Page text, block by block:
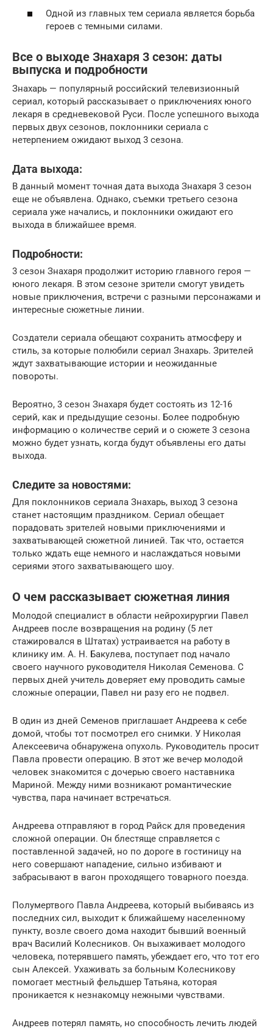
Одной из главных тем сериала является борьба
героев с темными силами.
Все о выходе Знахаря 3 сезон: даты
выпуска и подробности
Знахарь — популярный российский телевизионный
сериал, который рассказывает о приключениях юного
лекаря в средневековой Руси. После успешного выхода
первых двух сезонов, поклонники сериала с
нетерпением ожидают выход 3 сезона.
Дата выхода:
В данный момент точная дата выхода Знахаря 3 сезон
еще не объявлена. Однако, съемки третьего сезона
сериала уже начались, и поклонники ожидают его
выхода в ближайшее время.
Подробности:
3 сезон Знахаря продолжит историю главного героя —
юного лекаря. В этом сезоне зрители смогут увидеть
новые приключения, встречи с разными персонажами и
интересные сюжетные линии.
Создатели сериала обещают сохранить атмосферу и
стиль, за которые полюбили сериал Знахарь. Зрителей
ждут захватывающие истории и неожиданные
повороты.
Вероятно, 3 сезон Знахаря будет состоять из 12-16
серий, как и предыдущие сезоны. Более подробную
информацию о количестве серий и о сюжете 3 сезона
можно будет узнать, когда будут объявлены его даты
выхода.
Следите за новостями:
Для поклонников сериала Знахарь, выход 3 сезона
станет настоящим праздником. Сериал обещает
порадовать зрителей новыми приключениями и
захватывающей сюжетной линией. Так что, остается
только ждать еще немного и наслаждаться новыми
сериями этого захватывающего шоу.
О чем рассказывает сюжетная линия
Молодой специалист в области нейрохирургии Павел
Андреев после возвращения на родину (5 лет
стажировался в Штатах) устраивается на работу в
клинику им. А. Н. Бакулева, поступает под начало
своего научного руководителя Николая Семенова. С
первых дней учитель доверяет ему проводить самые
сложные операции, Павел ни разу его не подвел.
В один из дней Семенов приглашает Андреева к себе
домой, чтобы тот посмотрел его снимки. У Николая
Алексеевича обнаружена опухоль. Руководитель просит
Павла провести операцию. В этот же вечер молодой
человек знакомится с дочерью своего наставника
Мариной. Между ними возникают романтические
чувства, пара начинает встречаться.
Андреева отправляют в город Райск для проведения
сложной операции. Он блестяще справляется с
поставленной задачей, но по дороге в гостиницу на
него совершают нападение, сильно избивают и
забрасывают в вагон проходящего товарного поезда.
Полумертвого Павла Андреева, который выбиваясь из
последних сил, выходит к ближайшему населенному
пункту, возле своего дома находит бывший военный
врач Василий Колесников. Он выхаживает молодого
человека, потерявшего память, убеждает его, что тот его
сын Алексей. Ухаживать за больным Колесникову
помогает местный фельдшер Татьяна, которая
проникается к незнакомцу нежными чувствами.
Андреев потерял память, но способность лечить людей